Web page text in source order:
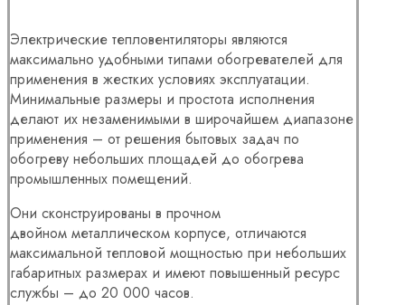
Электрические тепловентиляторы являются
максимально удобными типами обогревателей для
применения в жестких условиях эксплуатации.
Минимальные размеры и простота исполнения
делают их незаменимыми в широчайшем диапазоне
применения – от решения бытовых задач по
обогреву небольших площадей до обогрева
промышленных помещений.
Они сконструированы в прочном
двойном металлическом корпусе, отличаются
максимальной тепловой мощностью при небольших
габаритных размерах и имеют повышенный ресурс
службы – до 20 000 часов.